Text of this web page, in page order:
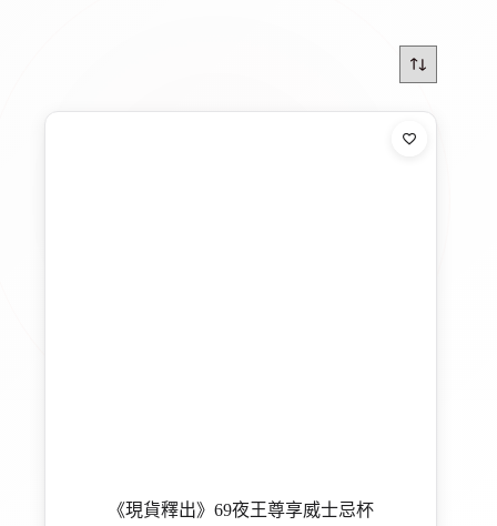
《現貨釋出》69夜王尊享威士忌杯